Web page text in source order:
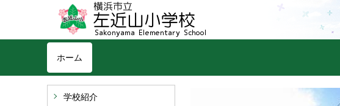
ホーム
学校紹介